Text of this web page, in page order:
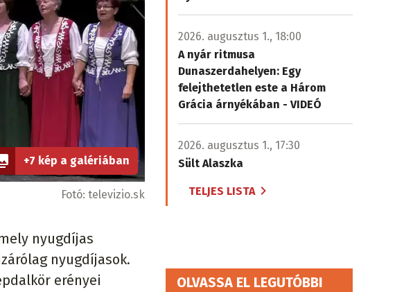
+7 kép a galériában
Fotó: televizio.sk
nyugdíjas
nyugdíjasok.
erényei
2026. augusztus 1., 18:00
A nyár ritmusa
Dunaszerdahelyen: Egy
felejthetetlen este a Három
Grácia árnyékában - VIDEÓ
2026. augusztus 1., 17:30
Sült Alaszka
TELJES LISTA
OLVASSA EL LEGUTÓBBI